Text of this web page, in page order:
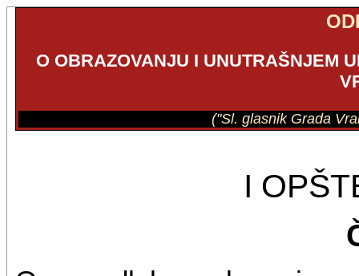
O OBRAZOVANJU I UNUTRAŠNJEM
("Sl. glasnik Grada
I